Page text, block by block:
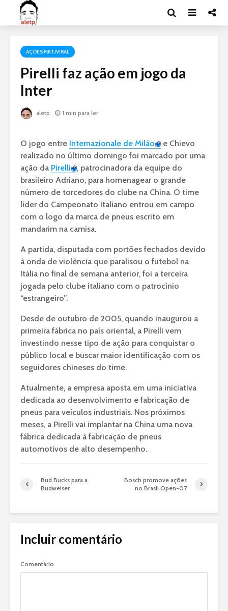
AÇÕES MKT/VIRAL
Pirelli faz ação em jogo da
Inter
aletp 1 min para ler
O jogo entre Internazionale de Milão
e Chievo
realizado no último domingo foi marcado por uma
ação da Pirelli
, patrocinadora da equipe do
brasileiro Adriano, para homenagear o grande
número de torcedores do clube na China. O time
líder do Campeonato Italiano entrou em campo
com o logo da marca de pneus escrito em
mandarim na camisa.
A partida, disputada com portões fechados devido
à onda de violência que paralisou o futebol na
Itália no final de semana anterior, foi a terceira
jogada pelo clube italiano com o patrocínio
“estrangeiro”.
Desde de outubro de 2005, quando inaugurou a
primeira fábrica no país oriental, a Pirelli vem
investindo nesse tipo de ação para conquistar o
público local e buscar maior identificação com os
seguidores chineses do time.
Atualmente, a empresa aposta em uma iniciativa
dedicada ao desenvolvimento e fabricação de
pneus para veículos industriais. Nos próximos
meses, a Pirelli vai implantar na China uma nova
fábrica dedicada à fabricação de pneus
automotivos de alto desempenho.
Bud Bucks para a
Budweiser
Bosch promove ações
no Brasil Open-07
Incluir comentário
Comentário